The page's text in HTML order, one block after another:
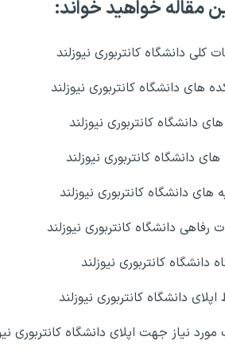
مقاله خواهید خواند:
کلی دانشگاه کانتربوری نیوزلند
های دانشگاه کانتربوری نیوزلند
دانشگاه کانتربوری نیوزلند
های دانشگاه کانتربوری نیوزلند
های دانشگاه کانتربوری نیوزلند
رفاهی دانشگاه کانتربوری نیوزلند
دانشگاه کانتربوری نیوزلند
دانشگاه کانتربوری نیوزلند
مورد نیاز جهت اپلای دانشگاه کانتربوری